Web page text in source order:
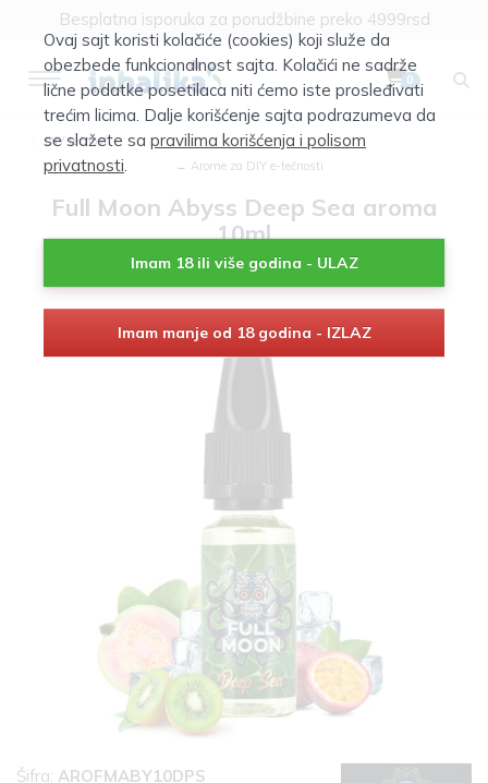
Klik za više informacija
Besplatna isporuka za porudžbine preko 4999rsd
0
DIY tečnost
← Arome za DIY e-tečnosti
Full Moon Abyss Deep Sea aroma
10ml
Šifra: AROFMABY10DPS
Ovaj sajt koristi kolačiće (cookies) koji služe da
obezbede funkcionalnost sajta. Kolačići ne sadrže
lične podatke posetilaca niti ćemo iste prosleđivati
trećim licima. Dalje korišćenje sajta podrazumeva da
se slažete sa pravilima korišćenja i polisom
privatnosti.
Imam 18 ili više godina - ULAZ
Imam manje od 18 godina - IZLAZ